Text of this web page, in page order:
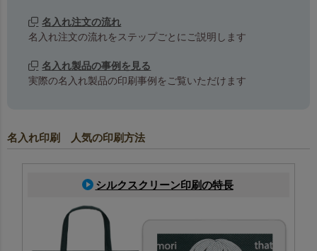
名入れ注文の流れ
名入れ注文の流れをステップごとにご説明します
名入れ製品の事例を見る
実際の名入れ製品の印刷事例をご覧いただけます
名入れ印刷 人気の印刷方法
シルクスクリーン印刷の特長